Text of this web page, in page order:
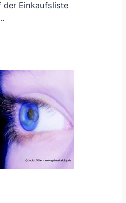
der Einkaufsliste